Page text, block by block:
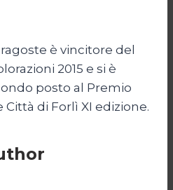
è vincitore del
2015 e si è
posto al Premio
di Forlì XI edizione.